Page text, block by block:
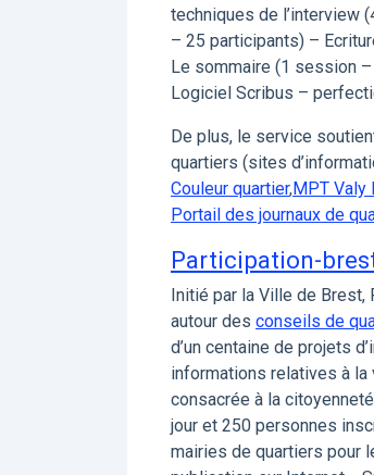
techniques de l’interview
– 25 participants) –
Le sommaire (1 session
Logiciel Scribus –
De plus, le service
quartiers (sites
Couleur quartier,MPT Valy
Portail des journaux de
Participation-
Initié par la Ville de Brest,
autour des conseils de
d’un centaine de projets
informations relatives à
consacrée à la
jour et 250 personnes
mairies de quartiers pour